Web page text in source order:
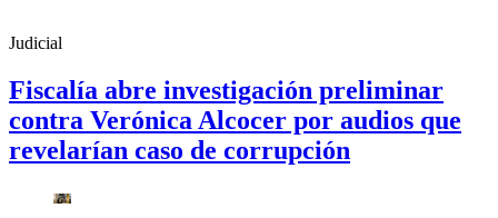
Judicial
Fiscalía abre investigación preliminar
contra Verónica Alcocer por audios que
revelarían caso de corrupción